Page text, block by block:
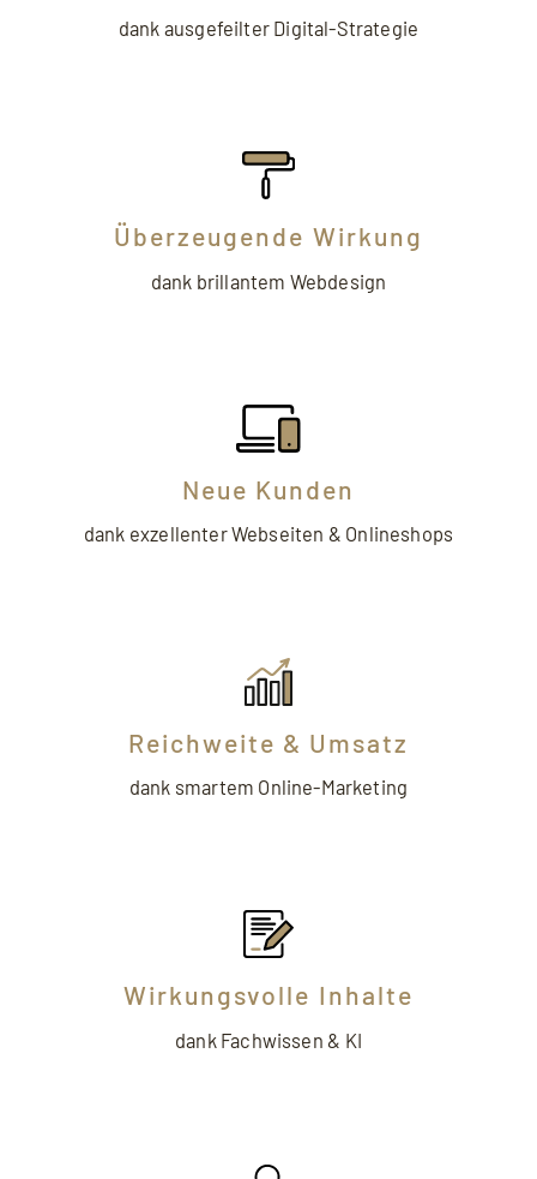
dank ausgefeilter Digital-Strategie
Überzeugende Wirkung
dank brillantem Webdesign
Neue Kunden
dank exzellenter Webseiten & Onlineshops
Reichweite & Umsatz
dank smartem Online-Marketing
Wirkungsvolle Inhalte
dank Fachwissen & KI